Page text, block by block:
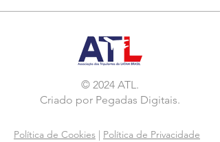
© 2024 ATL.
Criado por Pegadas Digitais.
Política de Cookies | Política de Privacidade